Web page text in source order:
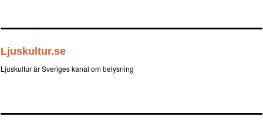
Ljuskultur.se
Ljuskultur är Sveriges kanal om belysning